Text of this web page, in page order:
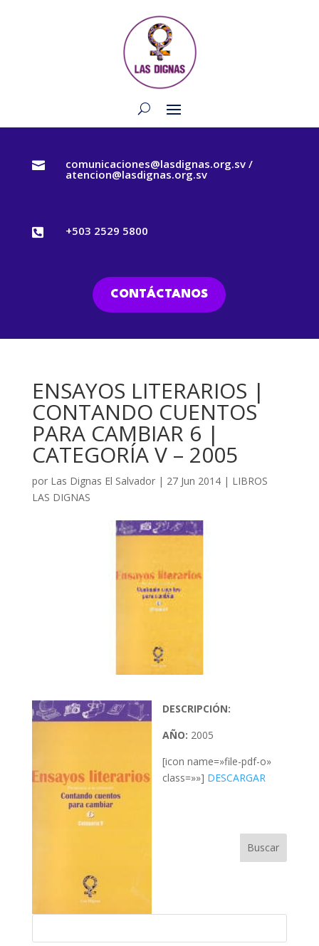
 comunicaciones@lasdignas.org.sv /
atencion@lasdignas.org.sv
 +503 2529 5800
CONTÁCTANOS
ENSAYOS LITERARIOS |
CONTANDO CUENTOS
PARA CAMBIAR 6 |
CATEGORÍA V – 2005
por Las Dignas El Salvador| 27 Jun 2014| LIBROS
LAS DIGNAS
DESCRIPCIÓN:
AÑO: 2005
[icon name=»file-pdf-o»
class=»»] DESCARGAR